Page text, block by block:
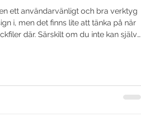
ett användarvänligt och bra verktyg
i, men det finns lite att tänka på när
där. Särskilt om du inte kan själva
för vita glipor i kanten på pappret